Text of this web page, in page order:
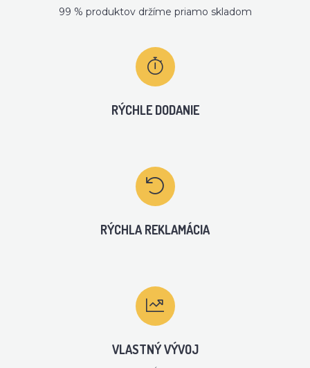
99 % produktov držíme priamo skladom
RÝCHLE DODANIE
RÝCHLA REKLAMÁCIA
VLASTNÝ VÝVOJ